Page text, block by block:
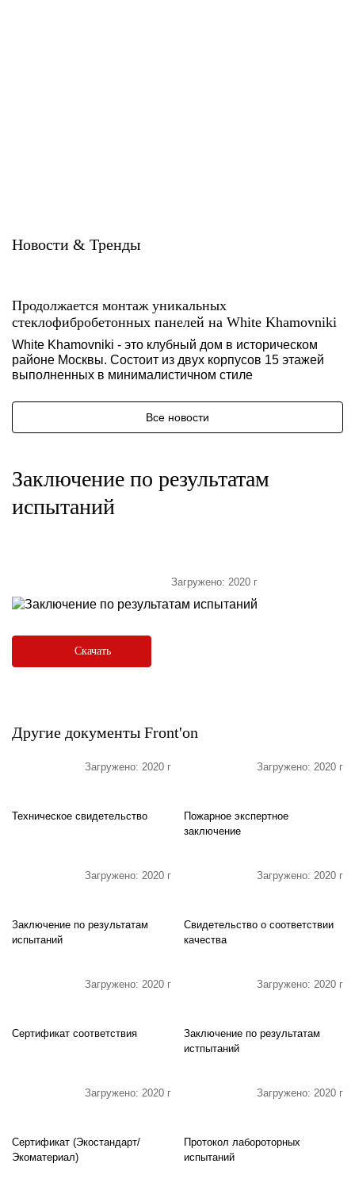
Заключение по результатам
испытаний
Загружено: 2020 г
Скачать
Другие документы Front'on
Загружено: 2020 г
Техническое свидетельство
Загружено: 2020 г
Пожарное экспертное
заключение
Загружено: 2020 г
Заключение по результатам
испытаний
Загружено: 2020 г
Свидетельство о соответствии
качества
Загружено: 2020 г
Сертификат соответствия
Загружено: 2020 г
Заключение по результатам
истпытаний
Загружено: 2020 г
Сертификат (Экостандарт/
Экоматериал)
Загружено: 2020 г
Протокол лабороторных
испытаний
Новости & Тренды
Продолжается монтаж уникальных
стеклофибробетонных панелей на White Khamovniki
White Khamovniki - это клубный дом в историческом
районе Москвы. Состоит из двух корпусов 15 этажей
выполненных в минималистичном стиле
Все новости